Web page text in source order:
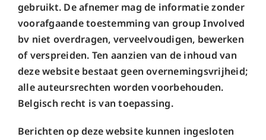
gebruikt. De afnemer mag de informatie zonder
voorafgaande toestemming van group Involved
bv niet overdragen, verveelvoudigen, bewerken
of verspreiden. Ten aanzien van de inhoud van
deze website bestaat geen overnemingsvrijheid;
alle auteursrechten worden voorbehouden.
Belgisch recht is van toepassing.
Berichten op deze website kunnen ingesloten